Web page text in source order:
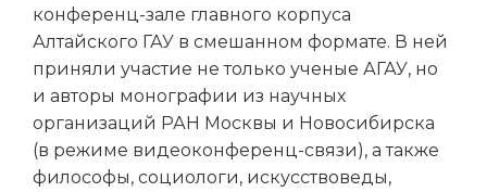
конференц-зале главного корпуса
Алтайского ГАУ в смешанном формате. В ней
приняли участие не только ученые АГАУ, но
и авторы монографии из научных
организаций РАН Москвы и Новосибирска
(в режиме видеоконференц-связи), а также
философы, социологи, искусствоведы,